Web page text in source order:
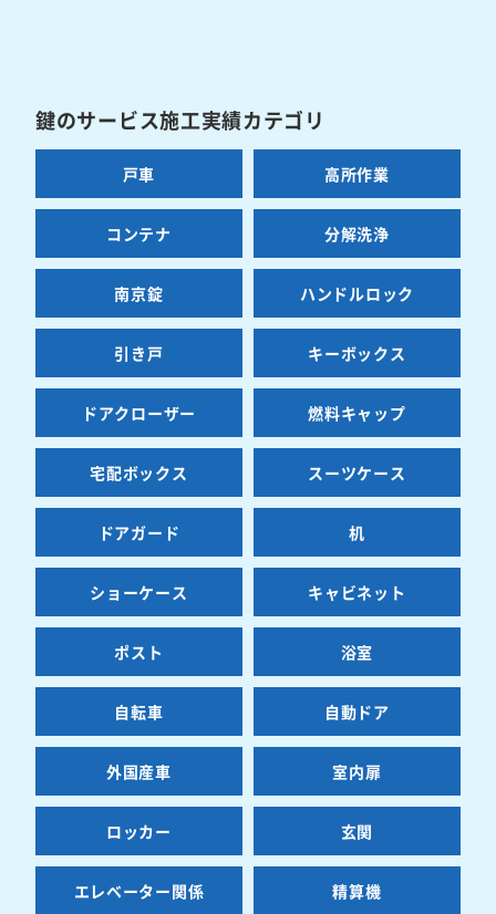
鍵のサービス施工実績カテゴリ
戸車 高所作業
コンテナ 分解洗浄
南京錠 ハンドルロック
引き戸 キーボックス
ドアクローザー 燃料キャップ
宅配ボックス スーツケース
ドアガード 机
ショーケース キャビネット
ポスト 浴室
自転車 自動ドア
外国産車 室内扉
ロッカー 玄関
エレベーター関係 精算機